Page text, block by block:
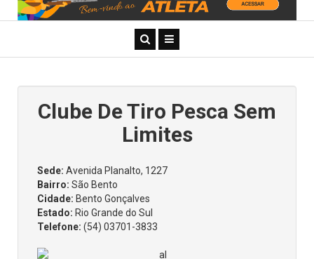
Clube De Tiro Pesca Sem
Limites
Sede: Avenida Planalto, 1227
Bairro: São Bento
Cidade: Bento Gonçalves
Estado: Rio Grande do Sul
Telefone: (54) 03701-3833